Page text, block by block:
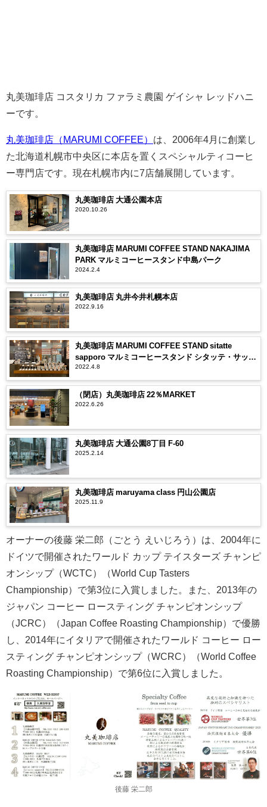
丸美珈琲店 コスタリカ ファラミ農園 ゲイシャ レッドハニ
ーです。
丸美珈琲店（MARUMI COFFEE） は、2006年4月に創業し
た北海道札幌市中央区に本店を置くスペシャルティコーヒ
ー専門店です。現在札幌市内に7店舗展開しています。
丸美珈琲店 大通公園本店
2020.10.26
丸美珈琲店 MARUMI COFFEE STAND NAKAJIMA
PARK マルミコーヒースタンド中島パーク
2024.2.4
丸美珈琲店 丸井今井札幌本店
2022.9.16
丸美珈琲店 MARUMI COFFEE STAND sitatte
sapporo マルミコーヒースタンド シタッテ・サッポ
ロ
2022.4.8
（閉店）丸美珈琲店 22％MARKET
2022.6.26
丸美珈琲店 大通公園8丁目 F-60
2025.2.14
丸美珈琲店 maruyama class 円山公園店
2025.11.9
オーナーの後藤 栄二郎（ごとう えいじろう）は、2004年に
ドイツで開催されたワールド カップ テイスターズ チャンピ
オンシップ（WCTC）（World Cup Tasters
Championship）で第3位に入賞しました。また、2013年の
ジャパン コーヒー ロースティング チャンピオンシップ
（JCRC）（Japan Coffee Roasting Championship）で優勝
し、2014年にイタリアで開催されたワールド コーヒー ロー
スティング チャンピオンシップ（WCRC）（World Coffee
Roasting Championship）で第6位に入賞しました。
後藤 栄二郎